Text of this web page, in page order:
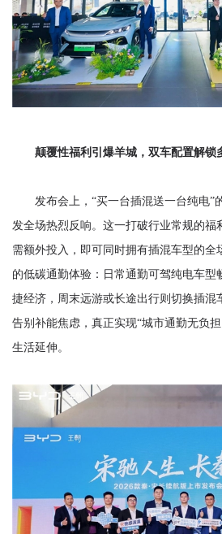
颠覆性福利引爆羊城，双车配置解锁
发布会上，“买一台插混送一台纯电”
发全场热烈反响。这一打破行业常规的福
需额外投入，即可同时拥有插混车型的全
的低碳通勤体验：日常通勤可驾纯电车型
捷经济，周末远游或长途出行则切换插混
告别补能焦虑，真正实现“城市通勤无负
生活延伸。